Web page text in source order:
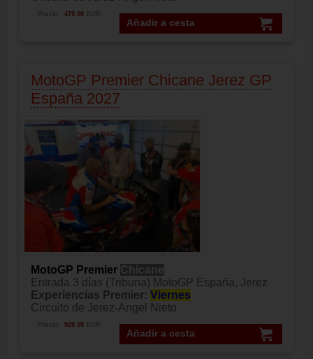
Añadir a cesta
Precio: 479.00 EUR
MotoGP Premier Chicane Jerez GP
España 2027
MotoGP Premier Chicane
Entrada 3 días (Tribuna) MotoGP España, Jerez
Experiencias Premier: Viernes
Circuito de Jerez-Angel Nieto
Añadir a cesta
Precio: 929.00 EUR